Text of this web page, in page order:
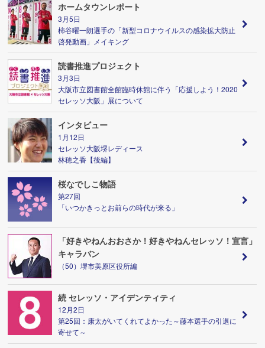
ホームタウンレポート
3月5日
柿谷曜一朗選手の「新型コロナウイルスの感染拡大防止
啓発動画」メイキング
読書推進プロジェクト
3月3日
大阪市立図書館全館臨時休館に伴う「応援しよう！2020
セレッソ大阪」展について
インタビュー
1月12日
セレッソ大阪堺レディース
林穂之香【後編】
桜なでしこ物語
第27回
「いつかきっとお前らの時代が来る」
「好きやねんおおさか！好きやねんセレッソ！宣言」
キャラバン
（50）堺市美原区役所編
続 セレッソ・アイデンティティ
12月2日
第25回：康太がいてくれてよかった～藤本選手の引退に
寄せて～